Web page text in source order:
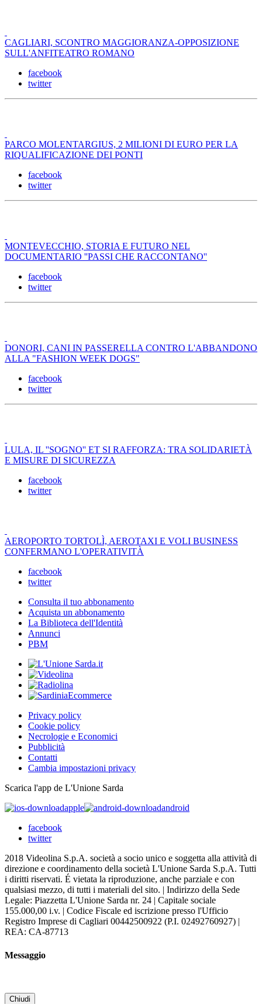
CAGLIARI, SCONTRO MAGGIORANZA-OPPOSIZIONE
SULL'ANFITEATRO ROMANO
facebook
twitter
PARCO MOLENTARGIUS, 2 MILIONI DI EURO PER LA
RIQUALIFICAZIONE DEI PONTI
facebook
twitter
MONTEVECCHIO, STORIA E FUTURO NEL
DOCUMENTARIO ''PASSI CHE RACCONTANO''
facebook
twitter
DONORI, CANI IN PASSERELLA CONTRO L'ABBANDONO
ALLA "FASHION WEEK DOGS"
facebook
twitter
LULA, IL ''SOGNO'' ET SI RAFFORZA: TRA SOLIDARIETÀ
E MISURE DI SICUREZZA
facebook
twitter
AEROPORTO TORTOLÌ, AEROTAXI E VOLI BUSINESS
CONFERMANO L'OPERATIVITÀ
facebook
twitter
Consulta il tuo abbonamento
Acquista un abbonamento
La Biblioteca dell'Identità
Annunci
PBM
Privacy policy
Cookie policy
Necrologie e Economici
Pubblicità
Contatti
Cambia impostazioni privacy
Scarica l'app de L'Unione Sarda
apple
android
facebook
twitter
2018 Videolina S.p.A. società a socio unico e soggetta alla attività di
direzione e coordinamento della società L'Unione Sarda S.p.A. Tutti
i diritti riservati. É vietata la riproduzione, anche parziale e con
qualsiasi mezzo, di tutti i materiali del sito. | Indirizzo della Sede
Legale: Piazzetta L'Unione Sarda nr. 24 | Capitale sociale
155.000,00 i.v. | Codice Fiscale ed iscrizione presso l'Ufficio
Registro Imprese di Cagliari 00442500922 (P.I. 02492760927) |
REA: CA-87713
Messaggio
Chiudi